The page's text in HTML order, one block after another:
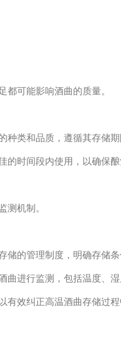
都可能影响酒曲的质量。
种类和品质，遵循其存储
的时间段内使用，以确保
测机制。
储的管理制度，明确存储
曲进行监测，包括温度、
有效纠正高温酒曲存储过